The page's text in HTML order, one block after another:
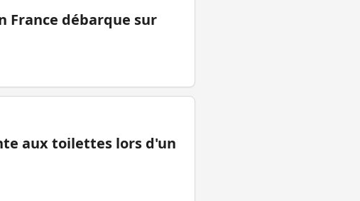
France débarque sur
aux toilettes lors d'un